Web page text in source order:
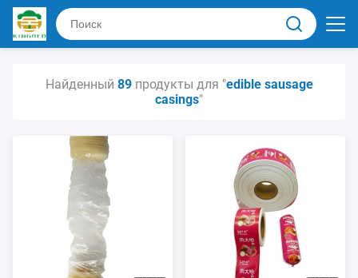
Найденный 89продукты для "edible sausage
casings"